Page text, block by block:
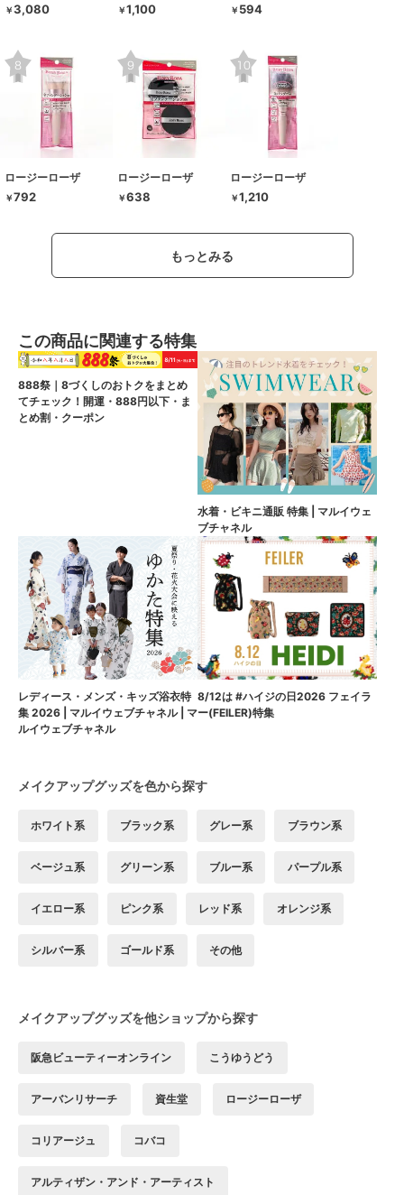
￥3,080 ￥1,100 ￥ 594
ロージーローザ
￥792
ロージーローザ
￥638
ロージーローザ
￥1,210
もっとみる
この商品に関連する特集
888祭｜8づくしのおトクをまとめ
てチェック！開運・888円以下・ま
とめ割・クーポン
水着・ビキニ通販 特集 | マルイウェ
ブチャネル
レディース・メンズ・キッズ浴衣特
集 2026 | マルイウェブチャネル | マ
ルイウェブチャネル
8/12は #ハイジの日2026 フェイラ
ー(FEILER)特集
メイクアップグッズを色から探す
ホワイト系 ブラック系 グレー系 ブラウン系
ベージュ系 グリーン系 ブルー系 パープル系
イエロー系 ピンク系 レッド系 オレンジ系
シルバー系 ゴールド系 その他
メイクアップグッズを他ショップから探す
阪急ビューティーオンライン こうゆうどう
アーバンリサーチ 資生堂 ロージーローザ
コリアージュ コバコ
アルティザン・アンド・アーティスト